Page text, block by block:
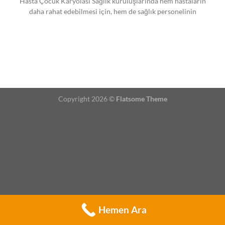
daha rahat edebilmesi için, hem de sağlık personelinin
Copyright 2026 © Flatsome Theme
Hemen Ara